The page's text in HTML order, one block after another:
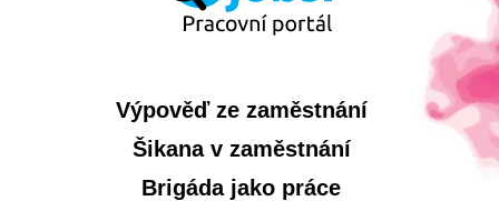
Výpověď ze zaměstnání
Šikana v zaměstnání
Brigáda jako práce